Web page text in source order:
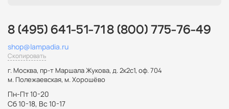
8 (495) 641-51-71 8 (800) 775-76-49
shop@lampadia.ru
Скопировать
г. Москва, пр-т Маршала Жукова, д. 2к2с1, оф. 704
м. Полежаевская, м. Хорошёво
Пн-Пт 10-20
Сб 10-18, Вс 10-17